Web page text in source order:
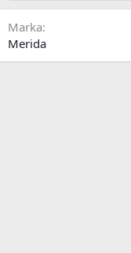
Marka
Merida